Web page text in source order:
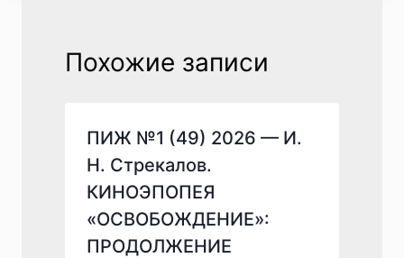
Похожие записи
ПИЖ №1 (49) 2026 — И.
Н. Стрекалов.
КИНОЭПОПЕЯ
«ОСВОБОЖДЕНИЕ»:
ПРОДОЛЖЕНИЕ